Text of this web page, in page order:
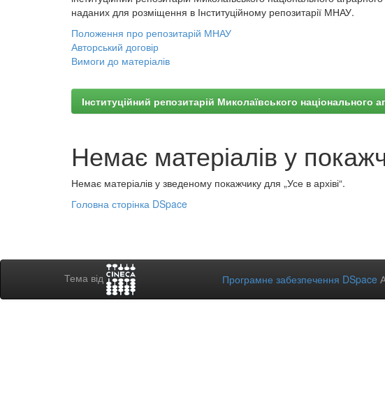
наданих для розміщення в Інституційному репозитарії МНАУ.
Положення про репозитарій МНАУ
Авторський договір
Вимоги до матеріалів
Інституційний репозитарій Миколаївського національного
Немає матеріалів у
Немає матеріалів у зведеному покажчику для „Усе в архіві“.
Головна сторінка DSpace
Тема від Програмне забезпечення DSpace